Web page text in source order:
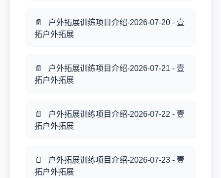
户外拓展训练项目介绍-2026-07-20 - 壹
拓户外拓展
户外拓展训练项目介绍-2026-07-21 - 壹
拓户外拓展
户外拓展训练项目介绍-2026-07-22 - 壹
拓户外拓展
户外拓展训练项目介绍-2026-07-23 - 壹
拓户外拓展